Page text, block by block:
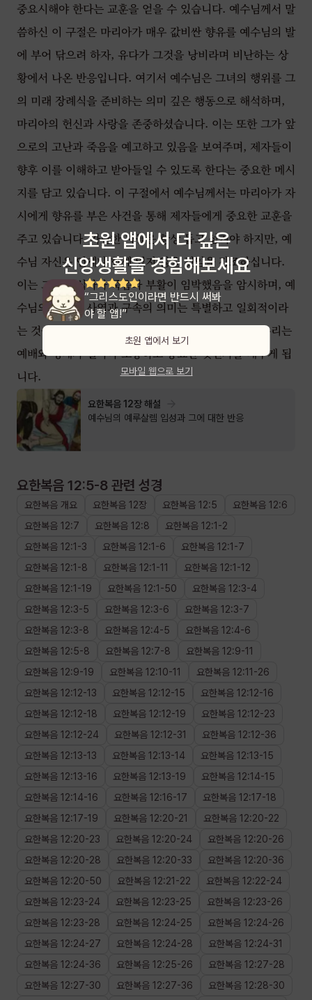
초원 앱에서 더 깊은
신앙생활을 경험해보세요
“그리스도인이라면 반드시 써봐
야 할 앱!”
초원 앱에서 보기
모바일 웹으로 보기
중요시해야 한다는 교훈을 얻을 수 있습니다. 예수님께서 말
씀하신 이 구절은 마리아가 매우 값비싼 향유를 예수님의 발
에 부어 닦으려 하자, 유다가 그것을 낭비라며 비난하는 상
황에서 나온 반응입니다. 여기서 예수님은 그녀의 행위를 그
의 미래 장례식을 준비하는 의미 깊은 행동으로 해석하며,
마리아의 헌신과 사랑을 존중하셨습니다. 이는 또한 그가 앞
으로의 고난과 죽음을 예고하고 있음을 보여주며, 제자들이
향후 이를 이해하고 받아들일 수 있도록 한다는 중요한 메시
지를 담고 있습니다. 이 구절에서 예수님께서는 마리아가 자
시에게 향유를 부은 사건을 통해 제자들에게 중요한 교훈을
주고 있습니다. 가난한 자들은 항상 돕고 섬겨야 하지만, 예
수님 자신은 언제나 함께 있지 않을 것임을 강조하십니다.
이는 그분의 십자가 죽음과 부활이 임박했음을 암시하며, 예
수님의 위대한 사역과 구속의 의미는 특별하고 일회적이라
는 것을 제자들에게 상기시키는 말씀입니다. 이로써 우리는
예배와 경배가 얼마나 소중하고 중요한 것인가를 배우게 됩
니다.
요한복음 12장 해설
예수님의 예루살렘 입성과 그에 대한 반응
요한복음 12:5-8 관련 성경
요한복음 개요 요한복음 12장 요한복음 12:5 요한복음 12:6
요한복음 12:7 요한복음 12:8 요한복음 12:1 -2
요한복음 12:1 -3 요한복음 12:1 -6 요한복음 12:1 -7
요한복음 12:1 -8 요한복음 12:1 -11 요한복음 12:1 -12
요한복음 12:1 -19 요한복음 12:1 -50 요한복음 12:3-4
요한복음 12:3-5 요한복음 12:3-6 요한복음 12:3-7
요한복음 12:3-8 요한복음 12:4-5 요한복음 12:4-6
요한복음 12:5-8 요한복음 12:7-8 요한복음 12:9-11
요한복음 12:9-19 요한복음 12:10-11 요한복음 12:11 -26
요한복음 12:12-13 요한복음 12:12-15 요한복음 12:12-16
요한복음 12:12-18 요한복음 12:12-19 요한복음 12:12-23
요한복음 12:12-24 요한복음 12:12-31 요한복음 12:12-36
요한복음 12:13-13 요한복음 12:13-14 요한복음 12:13-15
요한복음 12:13-16 요한복음 12:13-19 요한복음 12:14-15
요한복음 12:14-16 요한복음 12:16-17 요한복음 12:17-18
요한복음 12:17-19 요한복음 12:20-21 요한복음 12:20-22
요한복음 12:20-23 요한복음 12:20-24 요한복음 12:20-26
요한복음 12:20-28 요한복음 12:20-33 요한복음 12:20-36
요한복음 12:20-50 요한복음 12:21 -22 요한복음 12:22-24
요한복음 12:23-24 요한복음 12:23-25 요한복음 12:23-26
요한복음 12:23-28 요한복음 12:24-25 요한복음 12:24-26
요한복음 12:24-27 요한복음 12:24-28 요한복음 12:24-31
요한복음 12:24-36 요한복음 12:25-26 요한복음 12:27-28
요한복음 12:27-30 요한복음 12:27-36 요한복음 12:28-30